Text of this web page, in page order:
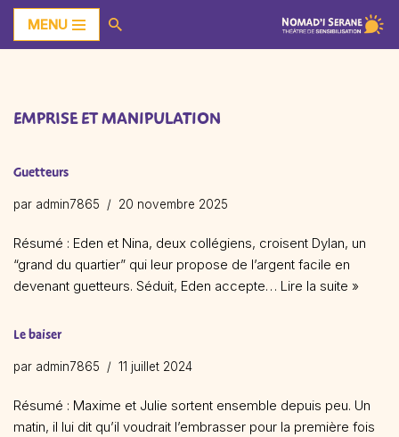
Aller
MENU
EMPRISE ET MANIPULATION
Guetteurs
par admin7865 20 novembre 2025
Résumé : Eden et Nina, deux collégiens, croisent Dylan, un
“grand du quartier” qui leur propose de l’argent facile en
devenant guetteurs. Séduit, Eden accepte… Lire la suite »
Le baiser
par admin7865 11 juillet 2024
Résumé : Maxime et Julie sortent ensemble depuis peu. Un
matin, il lui dit qu’il voudrait l’embrasser pour la première fois